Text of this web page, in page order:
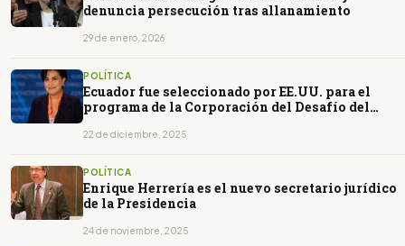
denuncia persecución tras allanamiento
29 de enero, 2026
POLÍTICA
Ecuador fue seleccionado por EE.UU. para el
programa de la Corporación del Desafío del
22 de diciembre, 2025
POLÍTICA
Enrique Herrería es el nuevo secretario jurídico
de la Presidencia
24 de noviembre, 2025